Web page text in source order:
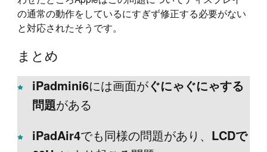
の通常の動作をしているにすぎず修正する必要がない
と対応されたそうです。
まとめ
iPadmini6には画面がぐにゃぐにゃする
問題がある
iPadAir4でも同様の問題があり、 LCDで